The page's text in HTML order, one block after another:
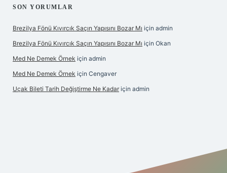
SON YORUMLAR
Brezilya Fönü Kıvırcık Saçın Yapısını Bozar Mı için admin
Brezilya Fönü Kıvırcık Saçın Yapısını Bozar Mı için Okan
Med Ne Demek Örnek için admin
Med Ne Demek Örnek için Cengaver
Uçak Bileti Tarih Değiştirme Ne Kadar için admin